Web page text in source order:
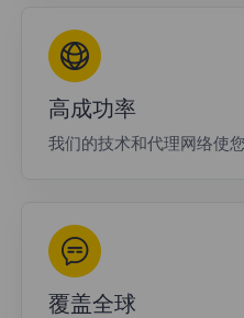
高成功率
我们的技术和代理网络使
覆盖全球